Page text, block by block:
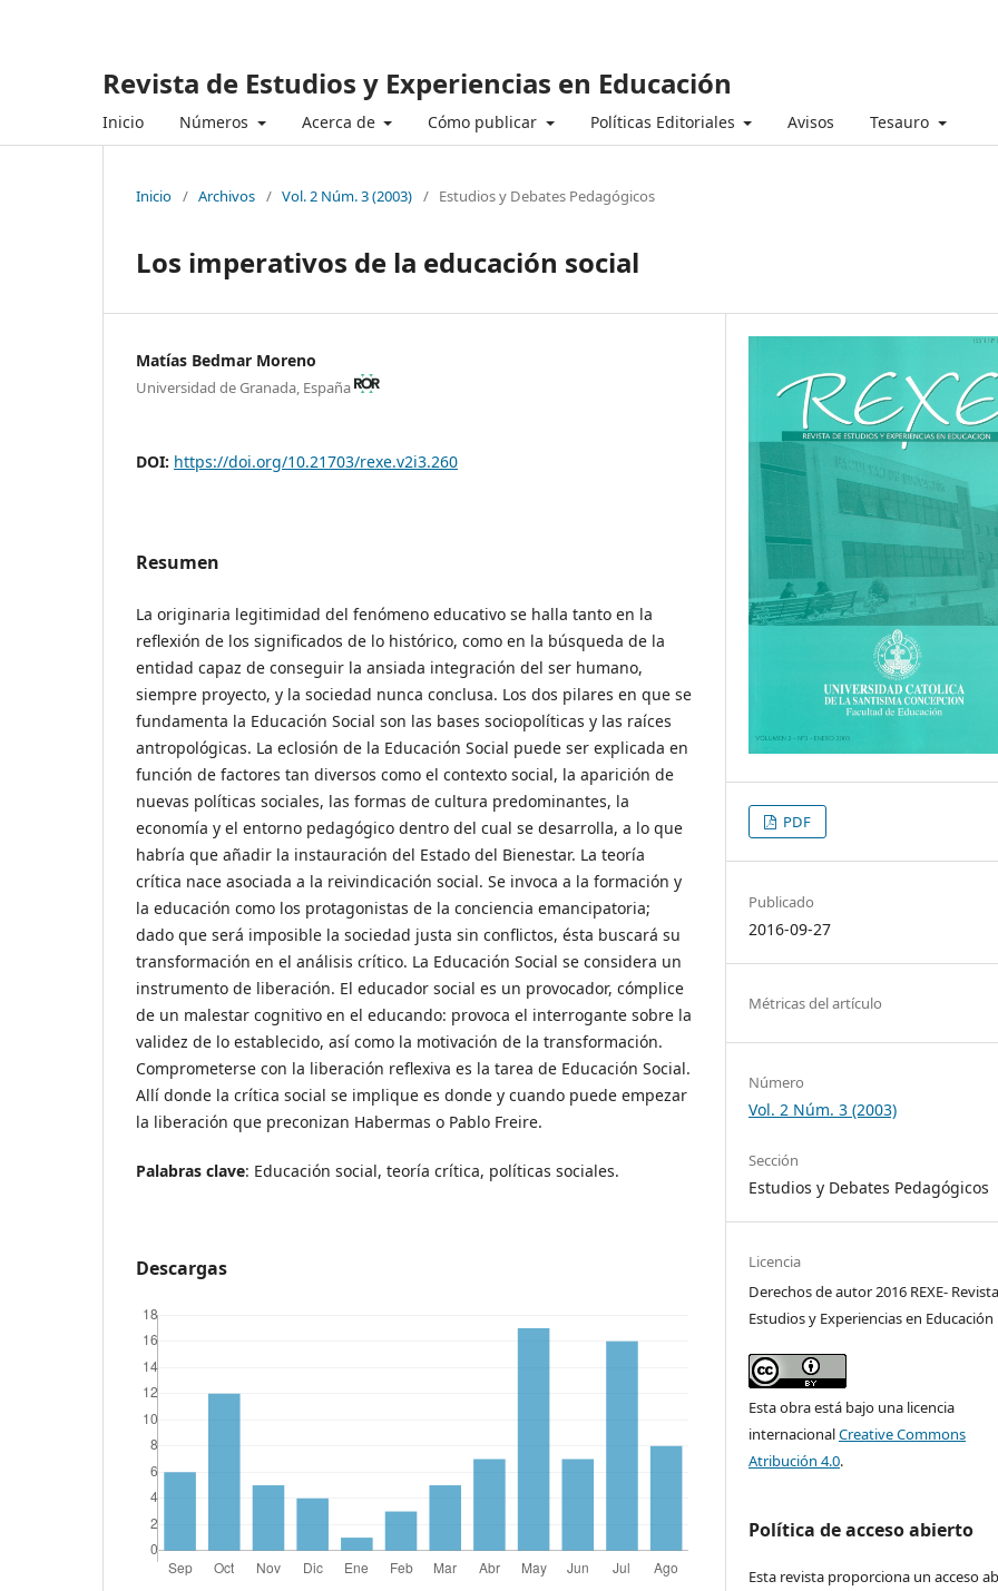
Revista de Estudios y Experiencias en Educación
Inicio Números Acerca de Cómo publicar Políticas Editoriales Avisos Tesauro
Inicio / Archivos / Vol. 2 Núm. 3 (2003) / Estudios y Debates Pedagógicos
Los imperativos de la educación social
Matías Bedmar Moreno
Universidad de Granada, España
DOI: https://doi.org/10.21703/rexe.v2i3.260
Resumen
La originaria legitimidad del fenómeno educativo se halla tanto en la
reflexión de los significados de lo histórico, como en la búsqueda de la
entidad capaz de conseguir la ansiada integración del ser humano,
siempre proyecto, y la sociedad nunca conclusa. Los dos pilares en que se
fundamenta la Educación Social son las bases sociopolíticas y las raíces
antropológicas. La eclosión de la Educación Social puede ser explicada en
función de factores tan diversos como el contexto social, la aparición de
nuevas políticas sociales, las formas de cultura predominantes, la
economía y el entorno pedagógico dentro del cual se desarrolla, a lo que
habría que añadir la instauración del Estado del Bienestar. La teoría
crítica nace asociada a la reivindicación social. Se invoca a la formación y
la educación como los protagonistas de la conciencia emancipatoria;
dado que será imposible la sociedad justa sin conflictos, ésta buscará su
transformación en el análisis crítico. La Educación Social se considera un
instrumento de liberación. El educador social es un provocador, cómplice
de un malestar cognitivo en el educando: provoca el interrogante sobre la
validez de lo establecido, así como la motivación de la transformación.
Comprometerse con la liberación reflexiva es la tarea de Educación Social.
Allí donde la crítica social se implique es donde y cuando puede empezar
la liberación que preconizan Habermas o Pablo Freire.
Palabras clave: Educación social, teoría crítica, políticas sociales.
Descargas
PDF
Publicado
2016-09-27
Métricas del artículo
Número
Vol. 2 Núm. 3 (2003)
Sección
Estudios y Debates Pedagógicos
Licencia
Derechos de autor 2016 REXE-
Estudios y Experiencias en Educación
Esta obra está bajo una licencia
internacionalCreative Commons
Atribución 4.0.
Política de acceso abierto
Esta revista proporciona un acceso